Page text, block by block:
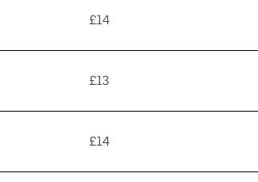
£14
£13
£14